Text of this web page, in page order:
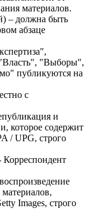
материалов.
– должна быть
абзаце
"Выборы",
публикуются на
с
и
которое содержит
/ UPG, строго
Корреспондент
Images, строго